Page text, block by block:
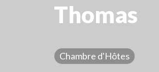
Thomas
Chambre d'Hôtes